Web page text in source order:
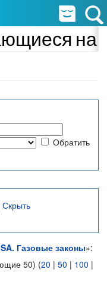
на
Обратить
Скрыть
SA. Газовые законы»:
50) (20 | 50 | 100 |